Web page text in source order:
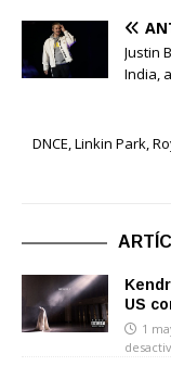
Justin
India,
DNCE, Linkin Park,
US
1